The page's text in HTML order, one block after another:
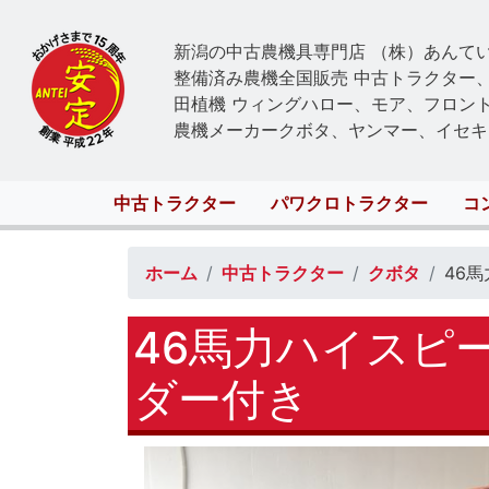
新潟の中古農機具専門店 （株）あんて
整備済み農機全国販売 中古トラクター
田植機 ウィングハロー、モア、フロン
農機メーカークボタ、ヤンマー、イセ
Main
navigation
中古トラクター パワクロトラクター コ
ホーム 中古トラクター クボタ 46馬
46馬力ハイスピ
ダー付き